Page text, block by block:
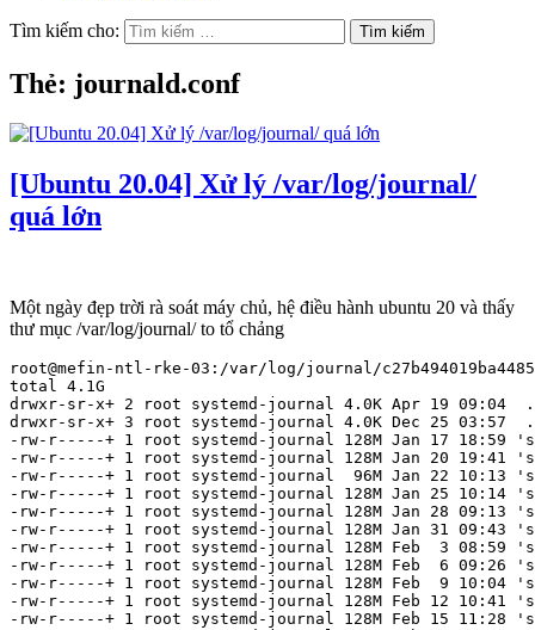
Tìm kiếm cho:
Thẻ: journald.conf
[Ubuntu 20.04] Xử lý /var/log/journal/
quá lớn
Một ngày đẹp trời rà soát máy chủ, hệ điều hành ubuntu 20 và thấy
thư mục /var/log/journal/ to tổ chảng
root@mefin-ntl-rke-03:/var/log/journal/
total 4.1G
drwxr-sr-x+ 2 root systemd-journal 4.0K Apr 19 09:04
drwxr-sr-x+ 3 root systemd-journal 4.0K Dec 25 03:57
-rw-r-----+ 1 root systemd-journal 128M Jan 17 18:59
-rw-r-----+ 1 root systemd-journal 128M Jan 20 19:41
-rw-r-----+ 1 root systemd-journal  96M Jan 22 10:13
-rw-r-----+ 1 root systemd-journal 128M Jan 25 10:14
-rw-r-----+ 1 root systemd-journal 128M Jan 28 09:13
-rw-r-----+ 1 root systemd-journal 128M Jan 31 09:43
-rw-r-----+ 1 root systemd-journal 128M Feb  3 08:59
-rw-r-----+ 1 root systemd-journal 128M Feb  6 09:26
-rw-r-----+ 1 root systemd-journal 128M Feb  9 10:04
-rw-r-----+ 1 root systemd-journal 128M Feb 12 10:41
-rw-r-----+ 1 root systemd-journal 128M Feb 15 11:28